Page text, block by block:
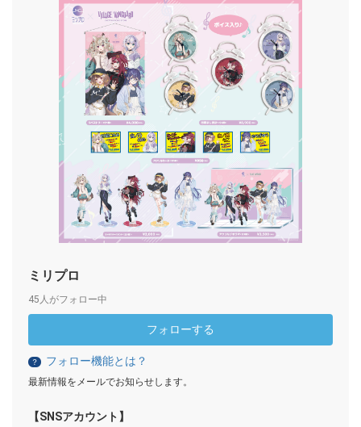
ミリプロ
45人がフォロー中
フォローする
？ フォロー機能とは？
最新情報をメールでお知らせします。
【SNSアカウント】